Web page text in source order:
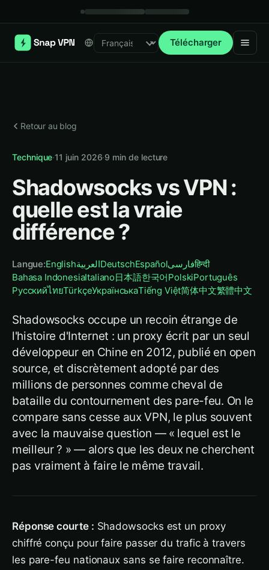
Select language Télécharger
Retour au blog
Technique·11 juin 2026·9 min de lecture
Shadowsocks vs VPN :
quelle est la vraie
différence ?
Langue:EnglishالعربيةDeutschEspañolفارسیहिन्दी
Bahasa IndonesiaItaliano日本語한국어PolskiPortuguês
РусскийไทยTürkçeУкраїнськаTiếng Việt简体中文繁體中文
Shadowsocks occupe un recoin étrange de
l'histoire d'Internet : un proxy écrit par un seul
développeur en Chine en 2012, publié en open
source, et discrètement adopté par des
millions de personnes comme cheval de
bataille du contournement des pare-feu. On le
compare sans cesse aux VPN, le plus souvent
avec la mauvaise question — « lequel est le
meilleur ? » — alors que les deux ne cherchent
pas vraiment à faire le même travail.
Réponse courte : Shadowsocks est un proxy
chiffré conçu pour faire passer du trafic à travers
les pare-feu nationaux sans se faire reconnaître.